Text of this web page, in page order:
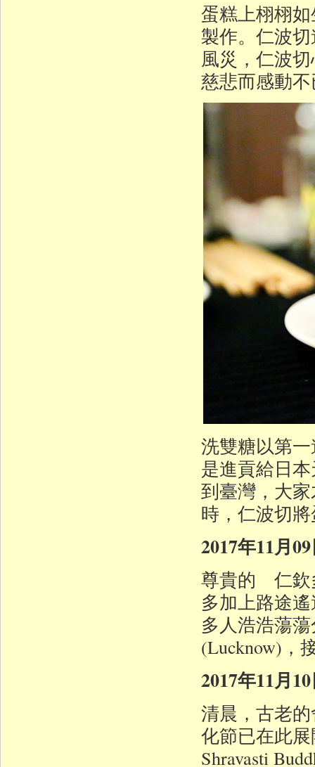
蛋糕上栩栩
製作。仁波
風災，仁波
慈悲而感動
洗雙糖以第
是進貢給日
到臺灣，大
時，仁波切
2017年11月
尊貴的 仁欽
多加上路途
多人浩浩蕩
(Lucknow)，
2017年11月
清晨，古老
化節已在此展
Shravasti